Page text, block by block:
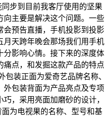
步到目前我客厅使用的坚果
向主要是解决这个问题。一些
会预告直播，手机投影到投影
月天跨年晚会那场我们用手机
分影响心情。接下来的深度体
痛点，和发掘这款产品的特点
包装正面为爱奇艺品牌名称、
外包装背面为产品亮点及专项
，采用亮面加磨砂的设计，
为电视果的名称、型号和基